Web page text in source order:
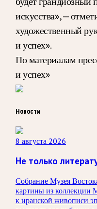
искусства», —
художественный
и успех».
По материалам
и успех»
Новости
8 августа 2026
Не только
Собрание Музея
картины из коллекции
к иранской живописи